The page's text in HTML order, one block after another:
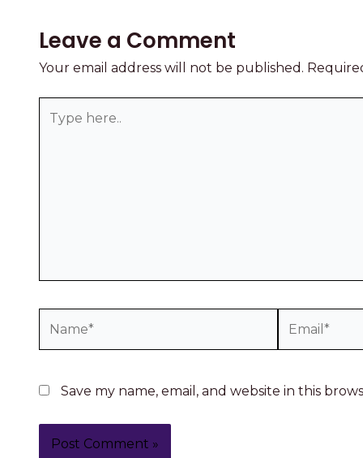
Leave a Comment
Your email address will not be published.
Save my name, email, and website in this